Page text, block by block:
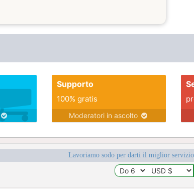
Supporto
100% gratis
Moderatori in ascolto
Lavoriamo sodo per darti il miglior